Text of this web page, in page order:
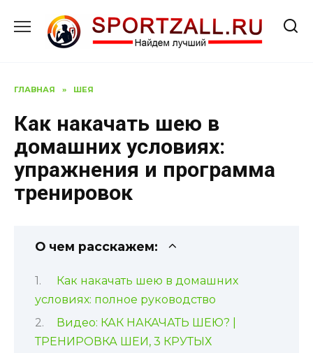
содержанию
ГЛАВНАЯ » ШЕЯ
Как накачать шею в
домашних условиях:
упражнения и программа
тренировок
О чем расскажем:
Как накачать шею в домашних
условиях: полное руководство
Видео: КАК НАКАЧАТЬ ШЕЮ? |
ТРЕНИРОВКА ШЕИ, 3 КРУТЫХ